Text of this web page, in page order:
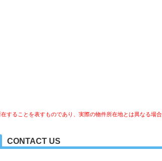
することを表すものであり、実際の物件所在地とは異なる場合
CONTACT US